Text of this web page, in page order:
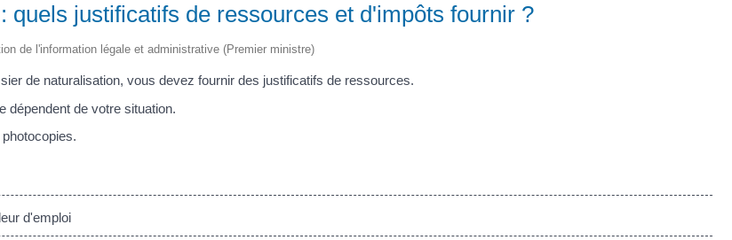
quels justificatifs de ressources et d'impôts fournir ?
de l'information légale et administrative (Premier ministre)
de naturalisation, vous devez fournir des justificatifs de ressources.
dépendent de votre situation.
d'emploi